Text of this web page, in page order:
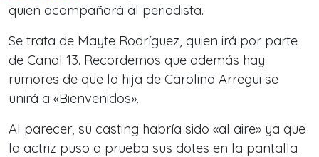
quien acompañará al periodista.
Se trata de Mayte Rodríguez, quien irá por parte
de Canal 13. Recordemos que además hay
rumores de que la hija de Carolina Arregui se
unirá a «Bienvenidos».
Al parecer, su casting habría sido «al aire» ya que
la actriz puso a prueba sus dotes en la pantalla